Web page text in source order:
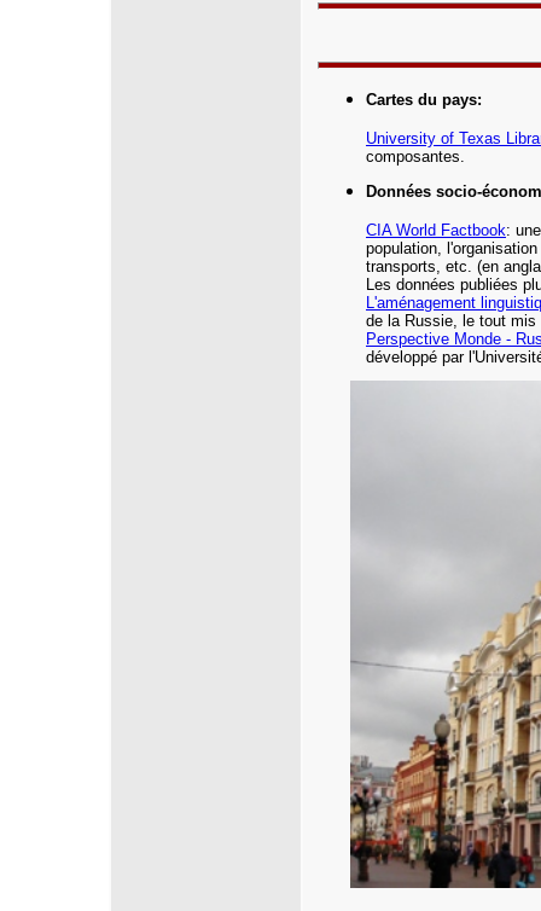
Cartes du pays:
University of Texas
composantes.
Données socio-
CIAWorld Factbook:
population,
transports, etc. (en
Les données publiées
L'aménagement
de la Russie, le tout mis
Perspective Monde -
développé par